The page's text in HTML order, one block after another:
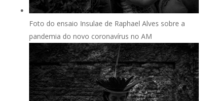
Foto do ensaio Insulae de Raphael Alves sobre a
pandemia do novo coronavírus no AM